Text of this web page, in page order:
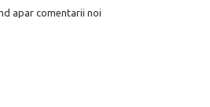
apar comentarii noi